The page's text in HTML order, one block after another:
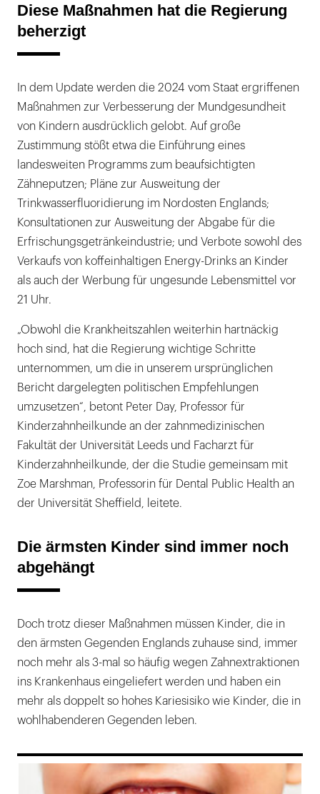
Diese Maßnahmen hat die Regierung
beherzigt
In dem Update werden die 2024 vom Staat ergriffenen
Maßnahmen zur Verbesserung der Mundgesundheit
von Kindern ausdrücklich gelobt. Auf große
Zustimmung stößt etwa die Einführung eines
landesweiten Programms zum beaufsichtigten
Zähneputzen; Pläne zur Ausweitung der
Trinkwasserfluoridierung im Nordosten Englands;
Konsultationen zur Ausweitung der Abgabe für die
Erfrischungsgetränkeindustrie; und Verbote sowohl des
Verkaufs von koffeinhaltigen Energy-Drinks an Kinder
als auch der Werbung für ungesunde Lebensmittel vor
21 Uhr.
„Obwohl die Krankheitszahlen weiterhin hartnäckig
hoch sind, hat die Regierung wichtige Schritte
unternommen, um die in unserem ursprünglichen
Bericht dargelegten politischen Empfehlungen
umzusetzen“, betont Peter Day, Professor für
Kinderzahnheilkunde an der zahnmedizinischen
Fakultät der Universität Leeds und Facharzt für
Kinderzahnheilkunde, der die Studie gemeinsam mit
Zoe Marshman, Professorin für Dental Public Health an
der Universität Sheffield, leitete.
Die ärmsten Kinder sind immer noch
abgehängt
Doch trotz dieser Maßnahmen müssen Kinder, die in
den ärmsten Gegenden Englands zuhause sind, immer
noch mehr als 3-mal so häufig wegen Zahnextraktionen
ins Krankenhaus eingeliefert werden und haben ein
mehr als doppelt so hohes Kariesisiko wie Kinder, die in
wohlhabenderen Gegenden leben.